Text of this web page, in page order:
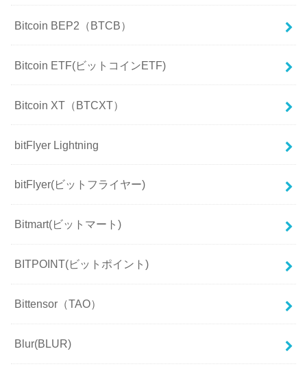
Bitcoin BEP2（BTCB）
Bitcoin ETF(ビットコインETF)
Bitcoin XT（BTCXT）
bitFlyer Lightning
bitFlyer(ビットフライヤー)
Bitmart(ビットマート)
BITPOINT(ビットポイント)
Bittensor（TAO）
Blur(BLUR)